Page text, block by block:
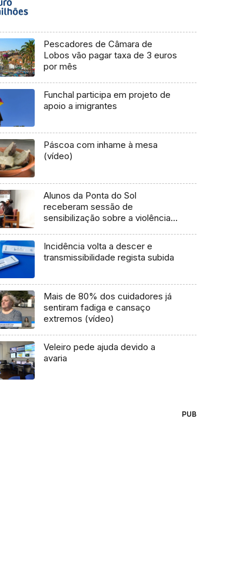
Pescadores de Câmara de
Lobos vão pagar taxa de 3 euros
por mês
Funchal participa em projeto de
apoio a imigrantes
Páscoa com inhame à mesa
(vídeo)
Alunos da Ponta do Sol
receberam sessão de
sensibilização sobre a violência
Incidência volta a descer e
transmissibilidade regista subida
Mais de 80% dos cuidadores já
sentiram fadiga e cansaço
extremos (vídeo)
Veleiro pede ajuda devido a
avaria
PUB